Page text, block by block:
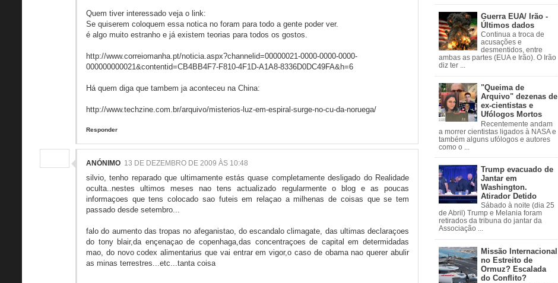
Guerra EUA/ Irão -
Últimos dados
Continua a troca de
acusações e
desmentidos, entre
ambas as partes (EUA e Irão). O Irão
diz ter ...
"Queima de
Arquivo" dezenas de
ex-cientistas e
Ufólogos Mortos
Recentemente andam
a morrer cientistas ligados à NASA e
também alguns ufólogos e autores
como o ...
Trump evacuado de
Jantar em
Washington.
Atirador Detido
Sábado à noite (dia 25
de Abril) Trump e Melania foram
retirados da tribuna do jantar da
Associação ...
Missão Internacional
no Estreito de
Ormuz? Escalada
do Conflito?
Quem tiver interessado veja o link:
Se quiserem coloquem essa notica no foram para todo a gente poder ver.
é algo muito estranho e já existem teorias para todos os gostos.
http://www.correiomanha.pt/noticia.aspx?channelid=00000021-0000-0000-0000-
000000000021&contentid=CB4BB4F7-F810-4F1D-A1A8-8336D0DC49FA&h=6
Há quem diga que tambem ja aconteceu na China:
http://www.techzine.com.br/arquivo/misterios-luz-em-espiral-surge-no-cu-da-noruega/
Responder
ANÓNIMO 13 DE DEZEMBRO DE 2009 ÀS 10:48
silvio, tenho reparado que ultimamente estás quase completamente desligado do Realidade
oculta..nestes ultimos meses nao tens actualizado regularmente o blog e as poucas
informaçoes que tens colocado sao futeis em relaçao a milhenas de coisas que se tem
passado desde setembro...
falo do aumento das tropas no afeganistao, do escandalo climagate, das ultimas declaraçoes
do tony blair,da ençenaçao de copenhaga,das concentraçoes de capital em determidadas
mao, do novo codex alimentarius que vai entrar em vigor,o caso de obama nao querer abulir
as minas terrestres...etc...tanta coisa